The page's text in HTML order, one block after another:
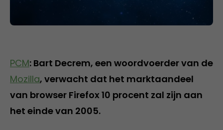
PCM: Bart Decrem, een woordvoerder van de
Mozilla, verwacht dat het marktaandeel
van browser Firefox 10 procent zal zijn aan
het einde van 2005.